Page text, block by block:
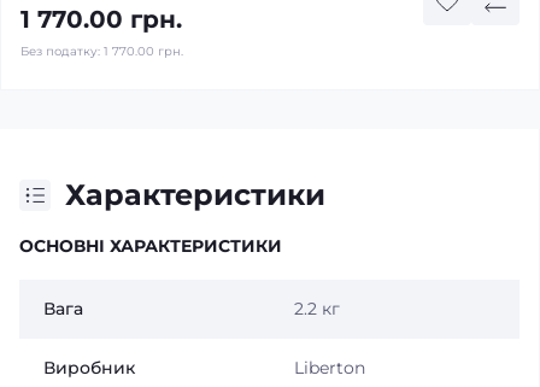
1 770.00 грн.
Без податку: 1 770.00 грн.
Характеристики
ОСНОВНІ ХАРАКТЕРИСТИКИ
Вага 2.2 кг
Виробник Liberton